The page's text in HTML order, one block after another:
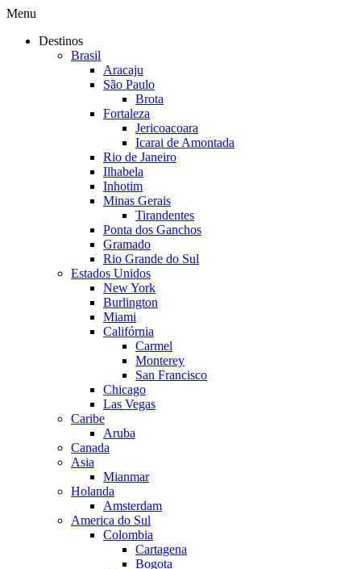
Menu
Destinos
Brasil
Aracaju
São Paulo
Brota
Fortaleza
Jericoacoara
Icarai de Amontada
Rio de Janeiro
Ilhabela
Inhotim
Minas Gerais
Tirandentes
Ponta dos Ganchos
Gramado
Rio Grande do Sul
Estados Unidos
New York
Burlington
Miami
Califórnia
Carmel
Monterey
San Francisco
Chicago
Las Vegas
Caribe
Aruba
Canada
Asia
Mianmar
Holanda
Amsterdam
America do Sul
Colombia
Cartagena
Bogota